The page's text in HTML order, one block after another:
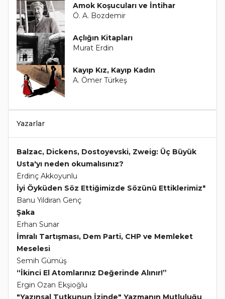
Amok Koşucuları ve İntihar
Ö. A. Bozdemir
Açlığın Kitapları
Murat Erdin
Kayıp Kız, Kayıp Kadın
A. Ömer Türkeş
Yazarlar
Balzac, Dickens, Dostoyevski, Zweig: Üç Büyük
Usta'yı neden okumalısınız?
Erdinç Akkoyunlu
İyi Öyküden Söz Ettiğimizde Sözünü Ettiklerimiz*
Banu Yıldıran Genç
Şaka
Erhan Sunar
İmralı Tartışması, Dem Parti, CHP ve Memleket
Meselesi
Semih Gümüş
“İkinci El Atomlarınız Değerinde Alınır!”
Ergin Ozan Ekşioğlu
"Yazınsal Tutkunun İzinde" Yazmanın Mutluluğu